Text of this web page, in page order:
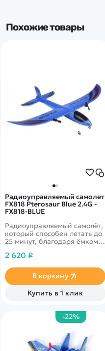
Похожие товары
Радиоуправляемый самолет
FX818 Pterosaur Blue 2.4G -
FX818-BLUE
Радиоуправляемый самолёт,
который способен летать до
25 минут, благодаря ёмкому
самолёта составляет 49
прочного и гибкого
материала. Дальность
управления - 120 метров.
2 620 ₽
В корзину
Купить в 1 клик
-22%